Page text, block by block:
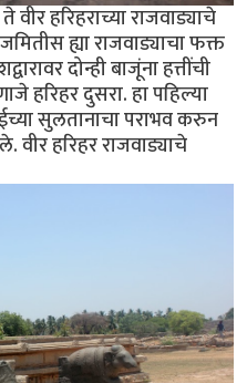
हरिहराच्या राजवाड्याचे
ह्या राजवाड्याचा फक्त
दोन्ही बाजूंना हत्तींची
हरिहर दुसरा. हा पहिल्या
सुलतानाचा पराभव करुन
वीर हरिहर राजवाड्याचे